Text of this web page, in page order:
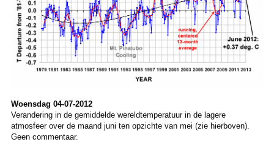
Woensdag 04-07-2012
Verandering in de gemiddelde wereldtemperatuur in de lagere
atmosfeer over de maand juni ten opzichte van mei (zie hierboven).
Geen commentaar.